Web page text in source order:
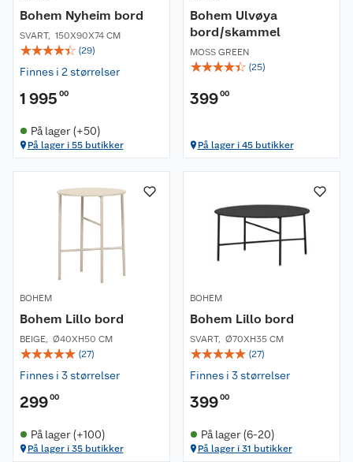
Bohem Nyheim bord
SVART, 150X90X74 CM
☆☆☆☆☆ (29)
Finnes i 2 størrelser
1 995 00
På lager (+50)
På lager i 55 butikker
Bohem Ulvøya
bord/skammel
MOSS GREEN
☆☆☆☆☆ (25)
39900
På lager i 45 butikker
BOHEM
Bohem Lillo bord
BEIGE, Ø40XH50 CM
☆☆☆☆☆ (27)
Finnes i 3 størrelser
29900
På lager (+100)
På lager i 35 butikker
BOHEM
Bohem Lillo bord
SVART, Ø70XH35 CM
☆☆☆☆☆ (27)
Finnes i 3 størrelser
39900
På lager (6-20)
På lager i 31 butikker